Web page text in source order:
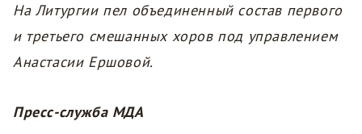
На Литургии пел объединенный состав первого
и третьего смешанных хоров под управлением
Анастасии Ершовой.
Пресс-служба МДА